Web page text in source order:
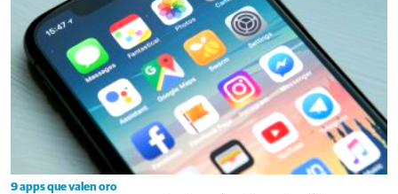
9 apps que valen oro